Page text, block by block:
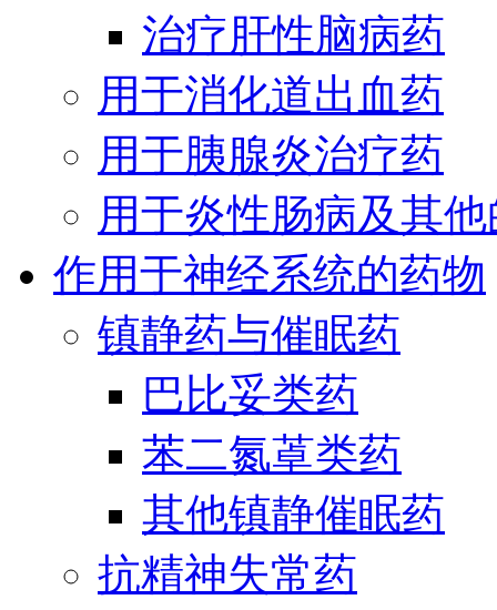
治疗肝性脑病药
用于消化道出血药
用于胰腺炎治疗药
用于炎性肠病及其
作用于神经系统的药物
镇静药与催眠药
巴比妥类药
苯二氮䓬类药
其他镇静催眠药
抗精神失常药